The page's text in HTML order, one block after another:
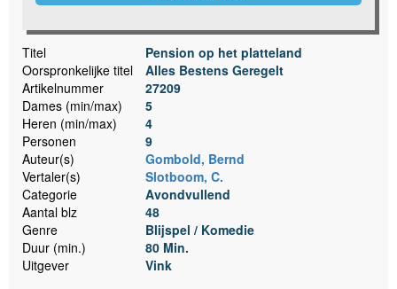
Titel
Pension op het platteland
Oorspronkelijke titel
Alles Bestens Geregelt
Artikelnummer
27209
Dames (min/max)
5
Heren (min/max)
4
Personen
9
Auteur(s)
Gombold, Bernd
Vertaler(s)
Slotboom, C.
Categorie
Avondvullend
Aantal blz
48
Genre
Blijspel / Komedie
Duur (min.)
80 Min.
Uitgever
Vink